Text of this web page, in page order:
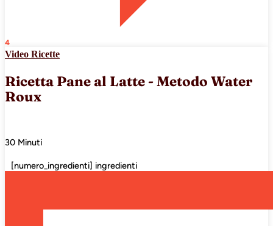
4
Video Ricette
Ricetta Pane al Latte - Metodo Water
Roux
30 Minuti
[numero_ingredienti] ingredienti